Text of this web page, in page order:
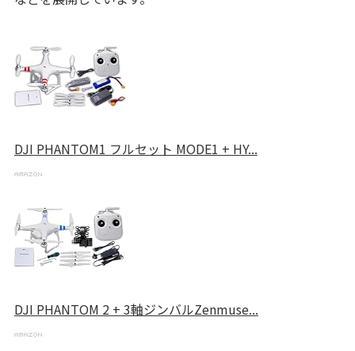
DJI PHANTOM1 フルセット MODE1 + HY...
DJI PHANTOM 2 + 3軸ジンバルZenmuse...